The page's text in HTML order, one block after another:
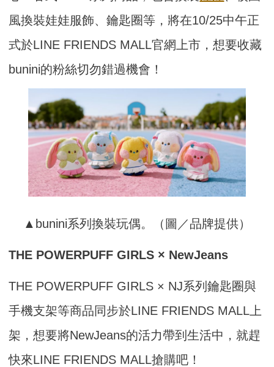
風換裝娃娃服飾、鑰匙圈等，將在10/25中午正
式於LINE FRIENDS MALL官網上市，想要收藏
bunini的粉絲切勿錯過機會！
▲bunini系列換裝玩偶。（圖／品牌提供）
THE POWERPUFF GIRLS × NewJeans
THE POWERPUFF GIRLS × NJ系列鑰匙圈與
手機支架等商品同步於LINE FRIENDS MALL上
架，想要將NewJeans的活力帶到生活中，就趕
快來LINE FRIENDS MALL搶購吧！